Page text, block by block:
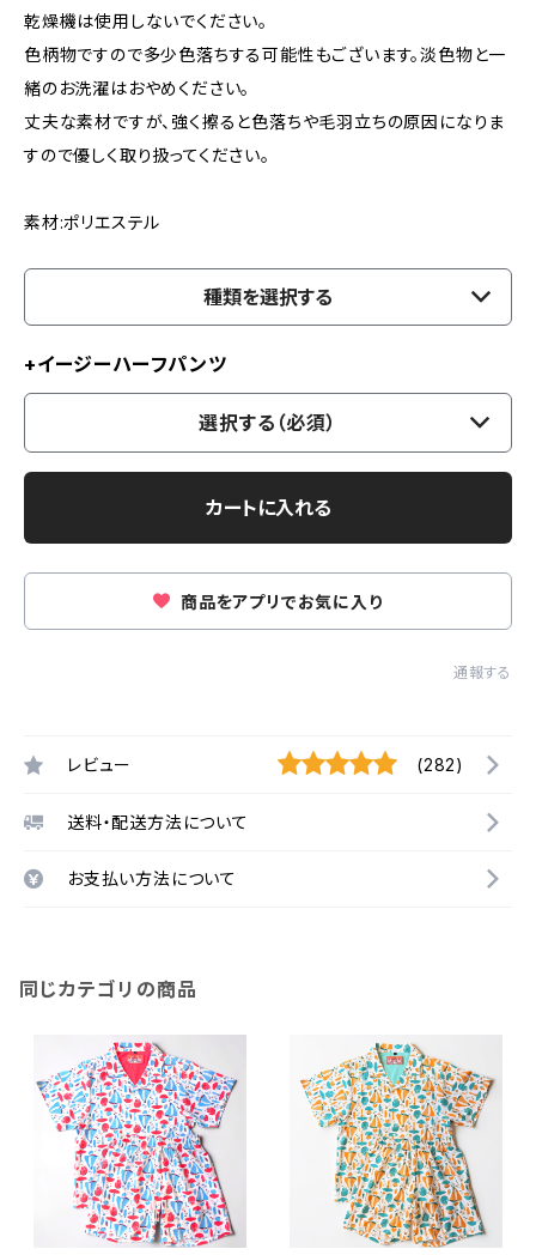
乾燥機は使用しないでください。
色柄物ですので多少色落ちする可能性もございます。淡色物と一
緒のお洗濯はおやめください。
丈夫な素材ですが、強く擦ると色落ちや毛羽立ちの原因になりま
すので優しく取り扱ってください。
素材:ポリエステル
種類を選択する
+イージーハーフパンツ
選択する（必須）
カートに入れる
商品をアプリでお気に入り
通報する
レビュー (282)
送料・配送方法について
お支払い方法について
同じカテゴリの商品